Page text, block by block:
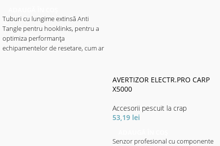
Tuburi cu lungime extinsă Anti
Tangle pentru hooklinks, pentru a
optimiza performanța
echipamentelor de resetare, cum ar
AVERTIZOR ELECTR.PRO CARP
X5000
Accesorii pescuit la crap
53,19 lei
Senzor profesional cu componente